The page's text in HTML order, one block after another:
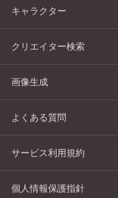
キャラクター
クリエイター検索
画像生成
よくある質問
サービス利用規約
個人情報保護指針